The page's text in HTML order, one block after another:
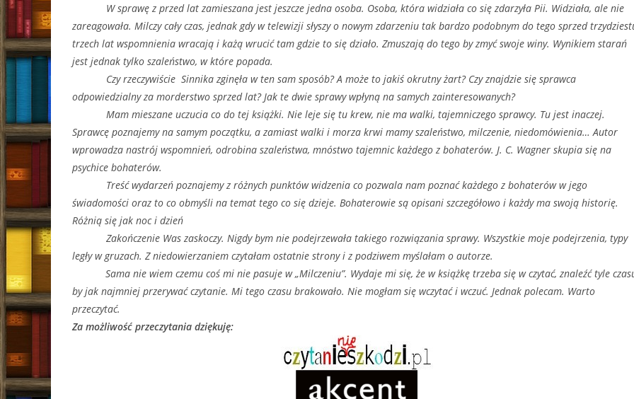
W sprawę z przed lat zamieszana jest jeszcze jedna osoba. Osoba, która widziała co się zdarzyła Pii. Widziała, ale nie
zareagowała. Milczy cały czas, jednak gdy w telewizji słyszy o nowym zdarzeniu tak bardzo podobnym do tego sprzed
trzech lat wspomnienia wracają i każą wrucić tam gdzie to się działo. Zmuszają do tego by zmyć swoje winy. Wynikiem starań
jest jednak tylko szaleństwo, w które popada.
Czy rzeczywiście Sinnika zginęła w ten sam sposób? A może to jakiś okrutny żart? Czy znajdzie się sprawca
odpowiedzialny za morderstwo sprzed lat? Jak te dwie sprawy wpłyną na samych zainteresowanych?
Mam mieszane uczucia co do tej książki. Nie leje się tu krew, nie ma walki, tajemniczego sprawcy. Tu jest inaczej.
Sprawcę poznajemy na samym początku, a zamiast walki i morza krwi mamy szaleństwo, milczenie, niedomówienia… Autor
wprowadza nastrój wspomnień, odrobina szaleństwa, mnóstwo tajemnic każdego z bohaterów. J. C. Wagner skupia się na
psychice bohaterów.
Treść wydarzeń poznajemy z różnych punktów widzenia co pozwala nam poznać każdego z bohaterów w jego
świadomości oraz to co obmyśli na temat tego co się dzieje. Bohaterowie są opisani szczegółowo i każdy ma swoją historię.
Różnią się jak noc i dzień
Zakończenie Was zaskoczy. Nigdy bym nie podejrzewała takiego rozwiązania sprawy. Wszystkie moje podejrzenia, typy
legły w gruzach. Z niedowierzaniem czytałam ostatnie strony i z podziwem myślałam o autorze.
Sama nie wiem czemu coś mi nie pasuje w „Milczeniu”. Wydaje mi się, że w książkę trzeba się w czytać, znaleźć tyle
by jak najmniej przerywać czytanie. Mi tego czasu brakowało. Nie mogłam się wczytać i wczuć. Jednak polecam. Warto
przeczytać.
Za możliwość przeczytania dziękuję: